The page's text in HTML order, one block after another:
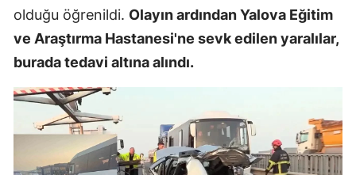
olduğu öğrenildi. Olayın ardından Yalova Eğitim
ve Araştırma Hastanesi'ne sevk edilen yaralılar,
burada tedavi altına alındı.